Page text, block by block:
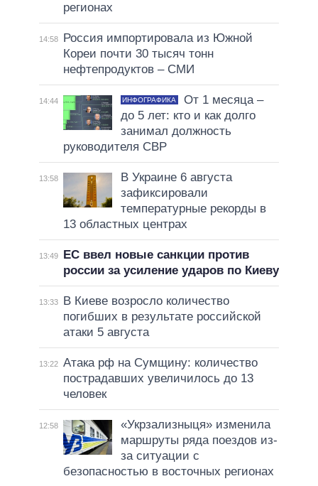
регионах
14:58
Россия импортировала из Южной
Кореи почти 30 тысяч тонн
нефтепродуктов – СМИ
14:44 ИНФОГРАФИКА
От 1 месяца –
до 5 лет: кто и как долго
занимал должность
руководителя СВР
13:58
В Украине 6 августа
зафиксировали
температурные рекорды в
13 областных центрах
13:49
ЕС ввел новые санкции против
россии за усиление ударов по Киеву
13:33
В Киеве возросло количество
погибших в результате российской
атаки 5 августа
13:22 Атака рф на Сумщину: количество
пострадавших увеличилось до 13
человек
12:58
«Укрзализныця» изменила
маршруты ряда поездов из-
за ситуации с
безопасностью в восточных регионах